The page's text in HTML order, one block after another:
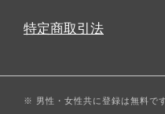
特定商取引法
※ 男性・女性共に登録は無料です